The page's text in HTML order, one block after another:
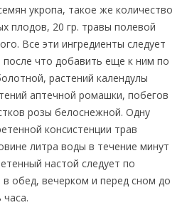
укропа, такое же количество
плодов, 20 гр. травы полевой
Все эти ингредиенты следует
что добавить еще к ним по
растений календулы
аптечной ромашки, побегов
розы белоснежной. Одну
консистенции трав
литра воды в течение минут
настой следует по
обед, вечерком и перед сном до